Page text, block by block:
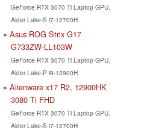
GeForce RTX 3070 Ti Laptop GPU,
Alder Lake-S i7-12700H
Asus ROG Strix G17
G733ZW-LL103W
GeForce RTX 3070 Ti Laptop GPU,
Alder Lake-P i9-12900H
Alienware x17 R2, 12900HK
3080 Ti FHD
GeForce RTX 3070 Ti Laptop GPU,
Alder Lake-S i7-12700H